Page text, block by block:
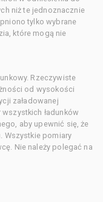
niż te jednoznacznie
tylko wybrane
które mogą nie
Rzeczywiste
od wysokości
załadowanej
ładunków
aby upewnić się, że
Wszystkie pomiary
Nie należy polegać na